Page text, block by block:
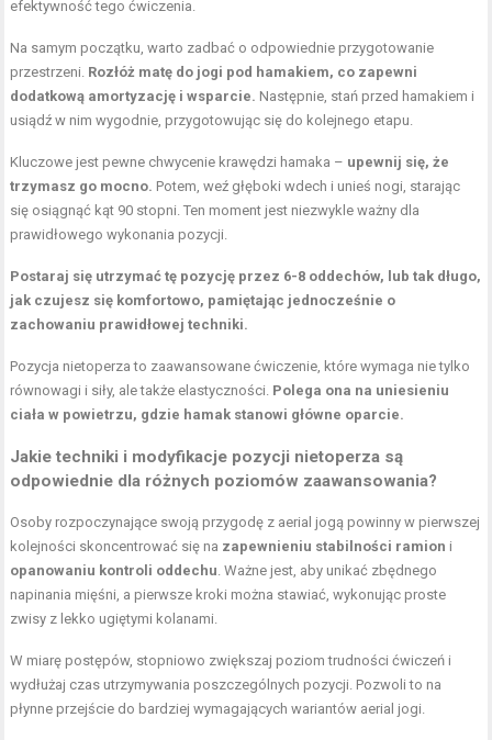
efektywność tego ćwiczenia.
Na samym początku, warto zadbać o odpowiednie przygotowanie
przestrzeni. Rozłóż matę do jogi pod hamakiem, co zapewni
dodatkową amortyzację i wsparcie. Następnie, stań przed hamakiem i
usiądź w nim wygodnie, przygotowując się do kolejnego etapu.
Kluczowe jest pewne chwycenie krawędzi hamaka – upewnij się, że
trzymasz go mocno. Potem, weź głęboki wdech i unieś nogi, starając
się osiągnąć kąt 90 stopni. Ten moment jest niezwykle ważny dla
prawidłowego wykonania pozycji.
Postaraj się utrzymać tę pozycję przez 6-8 oddechów, lub tak długo,
jak czujesz się komfortowo, pamiętając jednocześnie o
zachowaniu prawidłowej techniki.
Pozycja nietoperza to zaawansowane ćwiczenie, które wymaga nie tylko
równowagi i siły, ale także elastyczności. Polega ona na uniesieniu
ciała w powietrzu, gdzie hamak stanowi główne oparcie.
Jakie techniki i modyfikacje pozycji nietoperza są
odpowiednie dla różnych poziomów zaawansowania?
Osoby rozpoczynające swoją przygodę z aerial jogą powinny w pierwszej
kolejności skoncentrować się na zapewnieniu stabilności ramion i
opanowaniu kontroli oddechu . Ważne jest, aby unikać zbędnego
napinania mięśni, a pierwsze kroki można stawiać, wykonując proste
zwisy z lekko ugiętymi kolanami.
W miarę postępów, stopniowo zwiększaj poziom trudności ćwiczeń i
wydłużaj czas utrzymywania poszczególnych pozycji. Pozwoli to na
płynne przejście do bardziej wymagających wariantów aerial jogi